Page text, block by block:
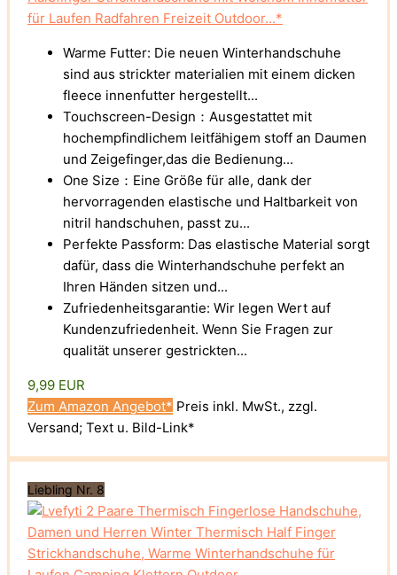
für Laufen Radfahren Freizeit Outdoor...*
Warme Futter: Die neuen Winterhandschuhe
sind aus strickter materialien mit einem dicken
fleece innenfutter hergestellt...
Touchscreen-Design：Ausgestattet mit
hochempfindlichem leitfähigem stoff an Daumen
und Zeigefinger,das die Bedienung...
One Size：Eine Größe für alle, dank der
hervorragenden elastische und Haltbarkeit von
nitril handschuhen, passt zu...
Perfekte Passform: Das elastische Material sorgt
dafür, dass die Winterhandschuhe perfekt an
Ihren Händen sitzen und...
Zufriedenheitsgarantie: Wir legen Wert auf
Kundenzufriedenheit. Wenn Sie Fragen zur
qualität unserer gestrickten...
9,99 EUR
Zum Amazon Angebot* Preis inkl. MwSt., zzgl.
Versand; Text u. Bild-Link*
Liebling Nr. 8